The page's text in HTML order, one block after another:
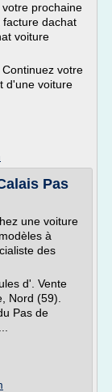
prochaine
facture dachat
voiture
votre
d'une voiture
Pas
une voiture
à
des
d'. Vente
Nord (59).
Pas de